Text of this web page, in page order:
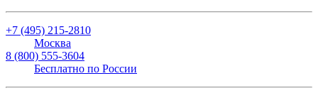
+7 (495) 215-2810
Москва
8 (800) 555-3604
Бесплатно по России